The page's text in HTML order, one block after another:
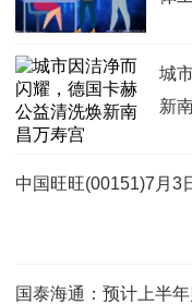
城
新
中国旺旺(00151)7月3
国泰海通：预计上半